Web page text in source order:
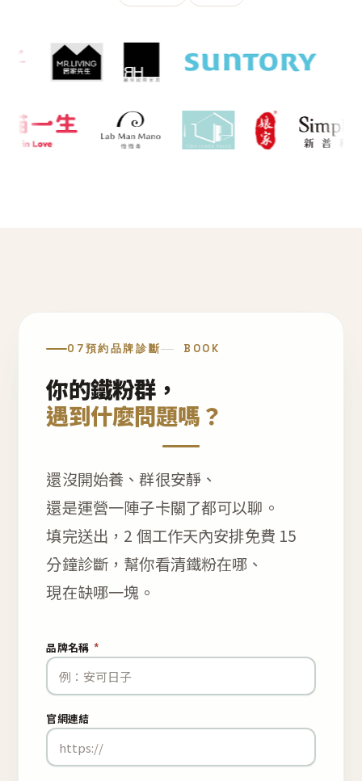
07預約品牌診斷 BOOK
你的鐵粉群，
遇到什麼問題嗎？
還沒開始養、群很安靜、
還是運營一陣子卡關了都可以聊。
填完送出，2 個工作天內安排免費 15
分鐘診斷，幫你看清鐵粉在哪、
現在缺哪一塊。
品牌名稱 *
官網連結